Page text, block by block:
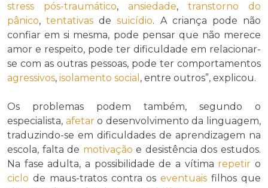
stress pós-traumático, ansiedade, transtorno do
pânico,tentativas desuicídio. A criança pode não
confiar em si mesma, pode pensar que não merece
amor e respeito, pode ter dificuldade em relacionar-
se com as outras pessoas, pode ter comportamentos
agressivos, isolamento social , entre outros”, explicou.
Os problemas podem também, segundo o
especialista, afetaro desenvolvimento da linguagem,
traduzindo-se em dificuldades de aprendizagem na
escola, falta de motivação e desistência dos estudos.
Na fase adulta, a possibilidade de a vítima repetir o
ciclo de maus-tratos contra oseventuais filhos que